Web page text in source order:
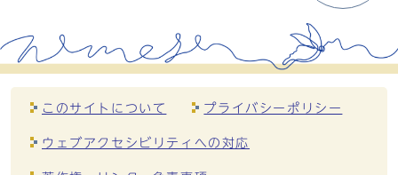
このサイトについて プライバシーポリシー
ウェブアクセシビリティへの対応